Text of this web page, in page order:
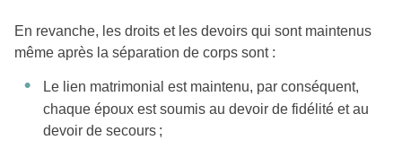
En revanche, les droits et les devoirs qui sont maintenus
même après la séparation de corps sont :
Le lien matrimonial est maintenu, par conséquent,
chaque époux est soumis au devoir de fidélité et au
devoir de secours ;